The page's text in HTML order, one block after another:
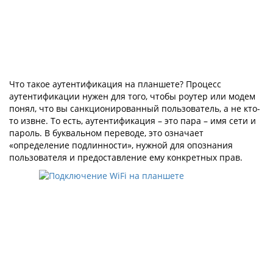
Что такое аутентификация на планшете? Процесс
аутентификации нужен для того, чтобы роутер или модем
понял, что вы санкционированный пользователь, а не кто-
то извне. То есть, аутентификация – это пара – имя сети и
пароль. В буквальном переводе, это означает
«определение подлинности», нужной для опознания
пользователя и предоставление ему конкретных прав.